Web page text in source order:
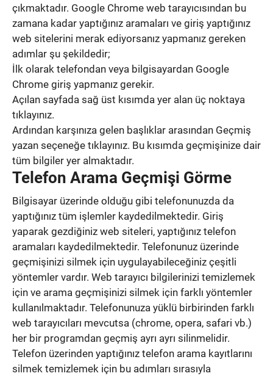
çıkmaktadır. Google Chrome web tarayıcısından bu
zamana kadar yaptığınız aramaları ve giriş yaptığınız
web sitelerini merak ediyorsanız yapmanız gereken
adımlar şu şekildedir;
İlk olarak telefondan veya bilgisayardan Google
Chrome giriş yapmanız gerekir.
Açılan sayfada sağ üst kısımda yer alan üç noktaya
tıklayınız.
Ardından karşınıza gelen başlıklar arasından Geçmiş
yazan seçeneğe tıklayınız. Bu kısımda geçmişinize dair
tüm bilgiler yer almaktadır.
Telefon Arama Geçmişi Görme
Bilgisayar üzerinde olduğu gibi telefonunuzda da
yaptığınız tüm işlemler kaydedilmektedir. Giriş
yaparak gezdiğiniz web siteleri, yaptığınız telefon
aramaları kaydedilmektedir. Telefonunuz üzerinde
geçmişinizi silmek için uygulayabileceğiniz çeşitli
yöntemler vardır. Web tarayıcı bilgilerinizi temizlemek
için ve arama geçmişinizi silmek için farklı yöntemler
kullanılmaktadır. Telefonunuza yüklü birbirinden farklı
web tarayıcıları mevcutsa (chrome, opera, safari vb.)
her bir programdan geçmiş ayrı ayrı silinmelidir.
Telefon üzerinden yaptığınız telefon arama kayıtlarını
silmek temizlemek için bu adımları sırasıyla